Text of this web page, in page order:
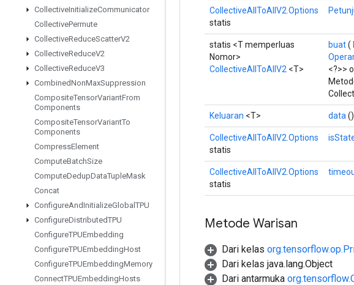
CollectiveInitializeCommunicator
CollectivePermute
CollectiveReduceScatterV2
CollectiveReduceV2
CollectiveReduceV3
CombinedNonMaxSuppression
CompositeTensorVariantFrom
Components
CompositeTensorVariantTo
Components
CompressElement
ComputeBatchSize
ComputeDedupDataTupleMask
Concat
ConfigureAndInitializeGlobal TPU
ConfigureDistributedTPU
ConfigureTPUEmbedding
ConfigureTPUEmbeddingHost
ConfigureTPUEmbeddingMemory
ConnectTPUEmbeddingHosts
CollectiveAllToAllV2.Options
statis
statis <T memperluas
Nomor>
CollectiveAllToAllV2 <T>
buat(
<?>>
Keluaran <T> data ()
CollectiveAllToAllV2.Options
statis
CollectiveAllToAllV2.Options
statis
Metode Warisan
Dari kelas
Dari kelas java.lang.Object
Dari antarmuka